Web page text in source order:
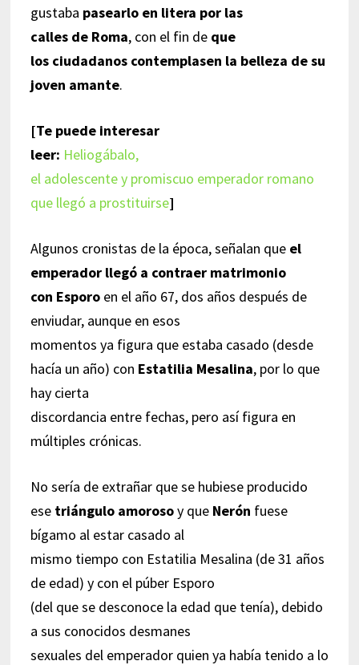
gustaba pasearlo en litera por las
calles de Roma, con el fin de que
los ciudadanos contemplasen la belleza de su
joven amante.
[Te puede interesar
leer: Heliogábalo,
el adolescente y promiscuo emperador romano
que llegó a prostituirse]
Algunos cronistas de la época, señalan que el
emperador llegó a contraer matrimonio
con Esporoen el año 67, dos años después de
enviudar, aunque en esos
momentos ya figura que estaba casado (desde
hacía un año) con Estatilia Mesalina, por lo que
hay cierta
discordancia entre fechas, pero así figura en
múltiples crónicas.
No sería de extrañar que se hubiese producido
ese triángulo amorosoy que Nerón fuese
bígamo al estar casado al
mismo tiempo con Estatilia Mesalina (de 31 años
de edad) y con el púber Esporo
(del que se desconoce la edad que tenía), debido
a sus conocidos desmanes
sexuales del emperador quien ya había tenido a lo